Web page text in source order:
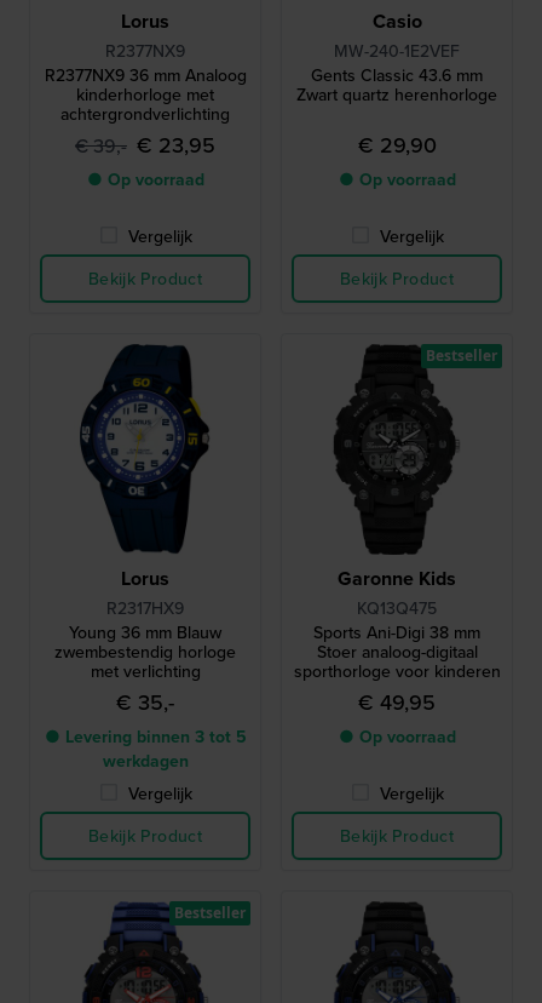
Lorus
R2377NX9
R2377NX9 36 mm Analoog
kinderhorloge met
achtergrondverlichting
€ 39,- € 23,95
● Op voorraad
Vergelijk
Bekijk Product
Casio
MW-240-1E2VEF
Gents Classic 43.6 mm
Zwart quartz herenhorloge
€ 29,90
● Op voorraad
Vergelijk
Bekijk Product
Lorus
R2317HX9
Young 36 mm Blauw
zwembestendig horloge
met verlichting
€ 35,-
● Levering binnen 3 tot 5
werkdagen
Vergelijk
Bekijk Product
Garonne Kids
KQ13Q475
Sports Ani-Digi 38 mm
Stoer analoog-digitaal
sporthorloge voor kinderen
€ 49,95
● Op voorraad
Vergelijk
Bekijk Product
Bestseller
Bestseller